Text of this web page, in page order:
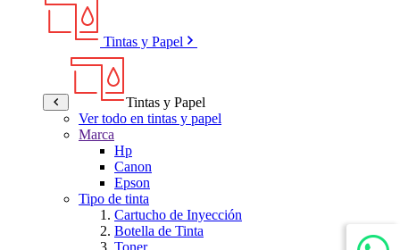
Tintas y Papel
Tintas y Papel
Ver todo en tintas y papel
Marca
Hp
Canon
Epson
Tipo de tinta
Cartucho de Inyección
Botella de Tinta
Toner